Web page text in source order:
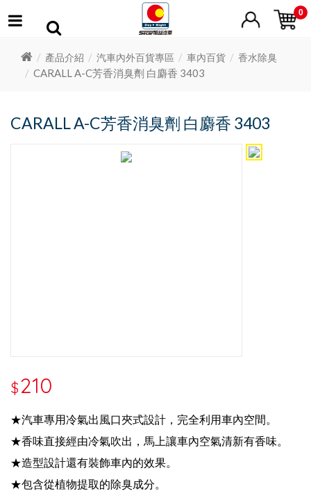
0
產品介紹 汽車內外百貨專區 車內百貨 香水除臭
CARALL A-C芳香消臭劑 白麝香 3403
CARALL A-C芳香消臭劑 白麝香 3403
$210
★汽車專用冷氣出風口夾式設計，完全利用車內空間。
★香味直接經由冷氣吹出，馬上讓車內空氣清新有香味。
★造型設計還有裝飾車內的效果。
★包含從植物提取的除臭成分。